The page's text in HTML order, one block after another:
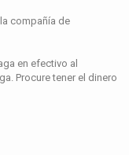
compañía de
en efectivo al
Procure tener el dinero